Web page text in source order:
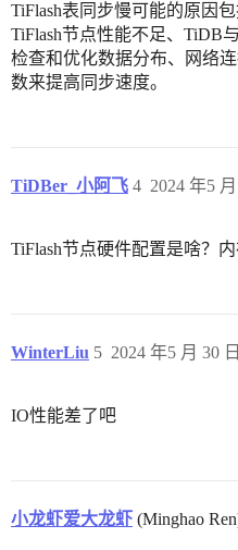
TiFlash表同步慢可能的原因
TiFlash节点性能不足、TiDB
检查和优化数据分布、网络
数来提高同步速度。
TiDBer_小阿飞 2024 年5
4
TiFlash节点硬件配置是啥？
WinterLiu 2024 年5 月 30
5
IO性能差了吧
小龙虾爱大龙虾 (Minghao